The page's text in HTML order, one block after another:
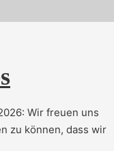
Wir freuen uns
zu können, dass wir